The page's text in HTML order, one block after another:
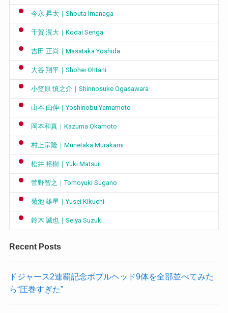
今永 昇太｜Shouta Imanaga
千賀 滉大｜Kodai Senga
吉田 正尚｜Masataka Yoshida
大谷 翔平｜Shohei Ohtani
小笠原 慎之介｜Shinnosuke Ogasawara
山本 由伸｜Yoshinobu Yamamoto
岡本和真｜Kazuma Okamoto
村上宗隆｜Munetaka Murakami
松井 裕樹｜Yuki Matsui
菅野智之｜Tomoyuki Sugano
菊池 雄星｜Yusei Kikuchi
鈴木 誠也｜Seiya Suzuki
Recent Posts
ドジャース2連覇記念ボブルヘッド9体を全部並べてみた
ら“圧巻すぎた”